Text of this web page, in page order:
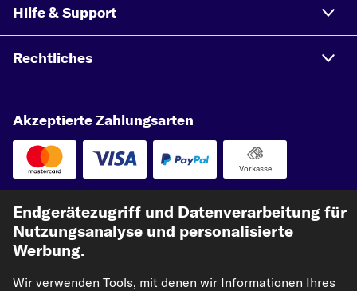
Hilfe & Support
Rechtliches
Akzeptierte Zahlungsarten
Vorkasse
Unsere Versandpartner
Endgerätezugriff und Datenverarbeitung für
Nutzungsanalyse und personalisierte
Werbung.
Wir verwenden Tools, mit denen wir Informationen Ihres